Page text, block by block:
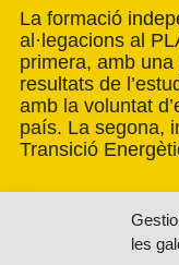
les
La formació
al·legacions al
primera, amb
resultats de
amb la voluntat
país. La segona,
Transició